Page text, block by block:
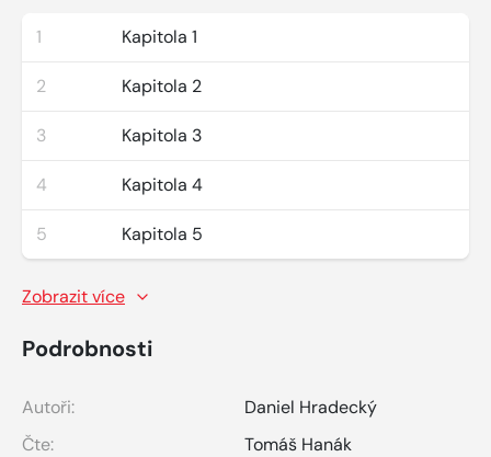
1 Kapitola 1
2 Kapitola 2
3 Kapitola 3
4 Kapitola 4
5 Kapitola 5
Zobrazit více
Podrobnosti
Autoři:
Daniel Hradecký
Čte:
Tomáš Hanák